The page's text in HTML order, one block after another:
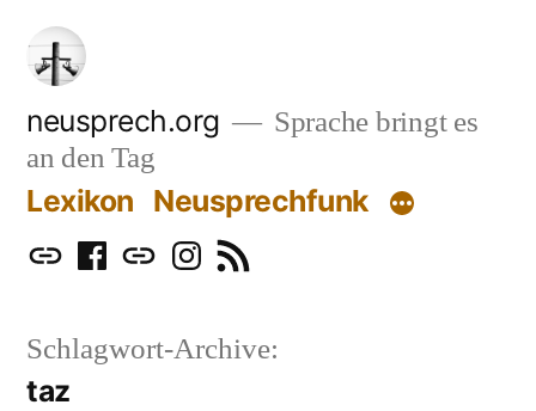
Zum
Inhalt
springen
neusprech.org
Sprache bringt es
an den Tag
Lexikon Neusprechfunk
MastodonFacebook
BlueskyInstagram
RSS
Schlagwort-Archive:
taz